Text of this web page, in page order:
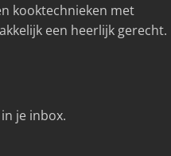
kooktechnieken met
een heerlijk gerecht.
je inbox.